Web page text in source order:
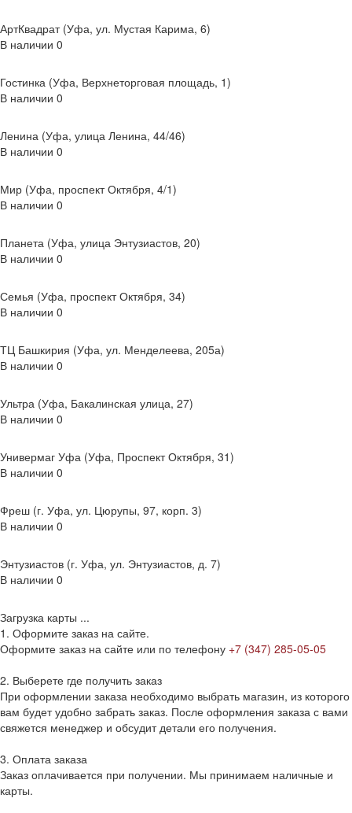
АртКвадрат (Уфа, ул. Мустая Карима, 6)
В наличии 0
Гостинка (Уфа, Верхнеторговая площадь, 1)
В наличии 0
Ленина (Уфа, улица Ленина, 44/46)
В наличии 0
Мир (Уфа, проспект Октября, 4/1)
В наличии 0
Планета (Уфа, улица Энтузиастов, 20)
В наличии 0
Семья (Уфа, проспект Октября, 34)
В наличии 0
ТЦ Башкирия (Уфа, ул. Менделеева, 205а)
В наличии 0
Ультра (Уфа, Бакалинская улица, 27)
В наличии 0
Универмаг Уфа (Уфа, Проспект Октября, 31)
В наличии 0
Фреш (г‌. Уфа, ул. Цюрупы, 97, корп. 3)
В наличии 0
Энтузиастов (г. Уфа, ул. Энтузиастов, д. 7)
В наличии 0
Загрузка карты ...
1. Оформите заказ на сайте.
Оформите заказ на сайте или по телефону +7 (347) 285-05-05
2. Выберете где получить заказ
При оформлении заказа необходимо выбрать магазин, из которого
вам будет удобно забрать заказ. После оформления заказа с вами
свяжется менеджер и обсудит детали его получения.
3. Оплата заказа
Заказ оплачивается при получении. Мы принимаем наличные и
карты.